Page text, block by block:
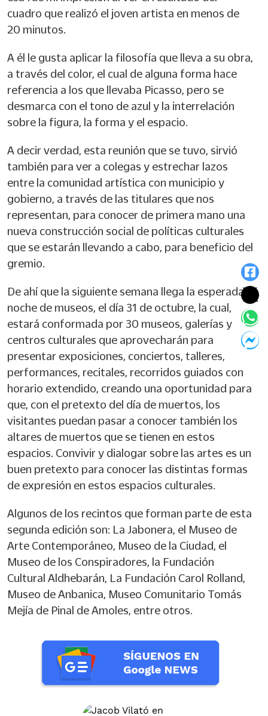
cuadro que realizó el joven artista en menos de
20 minutos.
A él le gusta aplicar la filosofía que lleva a su obra,
a través del color, el cual de alguna forma hace
referencia a los que llevaba Picasso, pero se
desmarca con el tono de azul y la interrelación
sobre la figura, la forma y el espacio.
A decir verdad, esta reunión que se tuvo, sirvió
también para ver a colegas y estrechar lazos
entre la comunidad artística con municipio y
gobierno, a través de las titulares que nos
representan, para conocer de primera mano una
nueva construcción social de políticas culturales
que se estarán llevando a cabo, para beneficio del
gremio.
De ahí que la siguiente semana llega la esperada
noche de museos, el día 31 de octubre, la cual,
estará conformada por 30 museos, galerías y
centros culturales que aprovecharán para
presentar exposiciones, conciertos, talleres,
performances, recitales, recorridos guiados con
horario extendido, creando una oportunidad para
que, con el pretexto del día de muertos, los
visitantes puedan pasar a conocer también los
altares de muertos que se tienen en estos
espacios. Convivir y dialogar sobre las artes es un
buen pretexto para conocer las distintas formas
de expresión en estos espacios culturales.
Algunos de los recintos que forman parte de esta
segunda edición son: La Jabonera, el Museo de
Arte Contemporáneo, Museo de la Ciudad, el
Museo de los Conspiradores, la Fundación
Cultural Aldhebarán, La Fundación Carol Rolland,
Museo de Anbanica, Museo Comunitario Tomás
Mejía de Pinal de Amoles, entre otros.